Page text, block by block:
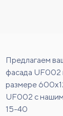
Предлагаем
фасада UF002
размере
UF002 с
15-40